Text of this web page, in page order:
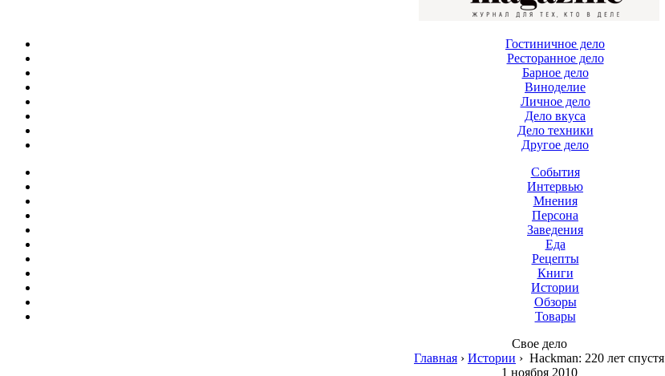
Гостиничное дело
Ресторанное дело
Барное дело
Виноделие
Личное дело
Дело вкуса
Дело техники
Другое дело
События
Интервью
Мнения
Персона
Заведения
Еда
Рецепты
Книги
Истории
Обзоры
Товары
Свое дело
Главная › Истории › Hackman: 220 лет спустя
1 ноября 2010